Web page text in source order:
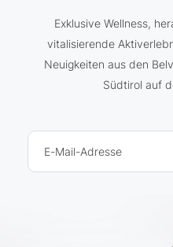
Exklusive Wellness,
vitalisierende
Neuigkeiten aus den
Südtirol auf
E-Mail-Adresse